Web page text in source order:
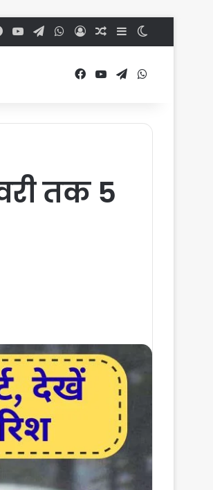
Facebook
YouTubeTelegramWhatsApp
Log InRandom Article
Sidebar
Facebook
YouTubeTelegram
तक 5